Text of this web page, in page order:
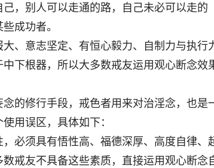
，别人可以走通的路，自己未必可以走的
成功者。
、意志坚定、有恒心毅力、自制力与执行
下根器，所以大多数戒友运用观心断念效
的修行手段，戒色者用来对治淫念，也是
用误区，具体如下：
必须具有悟性高、福德深厚、高度自律、
戒友不具备这些素质，直接运用观心断念